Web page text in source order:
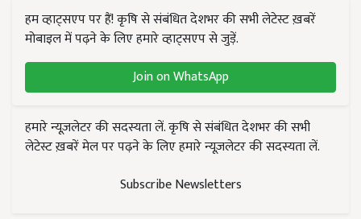
हम व्हाट्सएप पर हैं! कृषि से संबंधित देशभर की सभी लेटेस्ट ख़बरें
मोबाइल में पढ़ने के लिए हमारे व्हाट्सएप से जुड़ें.
Join on WhatsApp
हमारे न्यूज़लेटर की सदस्यता लें. कृषि से संबंधित देशभर की सभी
लेटेस्ट ख़बरें मेल पर पढ़ने के लिए हमारे न्यूज़लेटर की सदस्यता लें.
Subscribe Newsletters